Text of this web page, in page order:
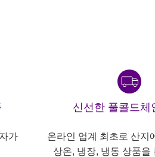
가
신선한 풀콜드체
온라인 업계 최초로 산지
상온, 냉장, 냉동 상품을